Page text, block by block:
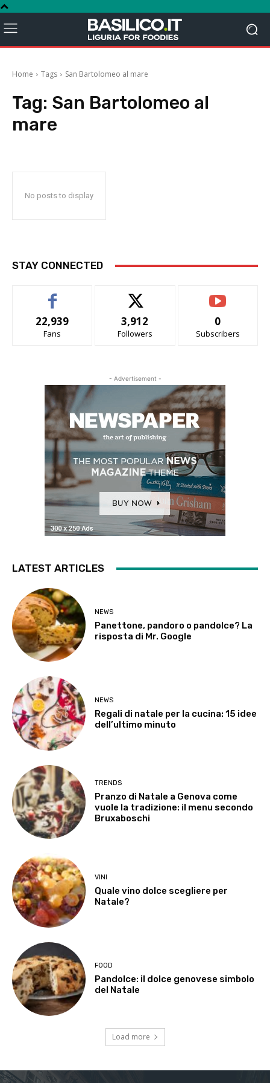
Home Tags San Bartolomeo al mare
Tag: San Bartolomeo al
mare
No posts to display
STAY CONNECTED
22,939
Fans
3,912
Followers
0
Subscribers
- Advertisement -
LATEST ARTICLES
NEWS
Panettone, pandoro o pandolce? La
risposta di Mr. Google
NEWS
Regali di natale per la cucina: 15 idee
dell’ultimo minuto
TRENDS
Pranzo di Natale a Genova come
vuole la tradizione: il menu secondo
Bruxaboschi
VINI
Quale vino dolce scegliere per
Natale?
FOOD
Pandolce: il dolce genovese simbolo
del Natale
Load more